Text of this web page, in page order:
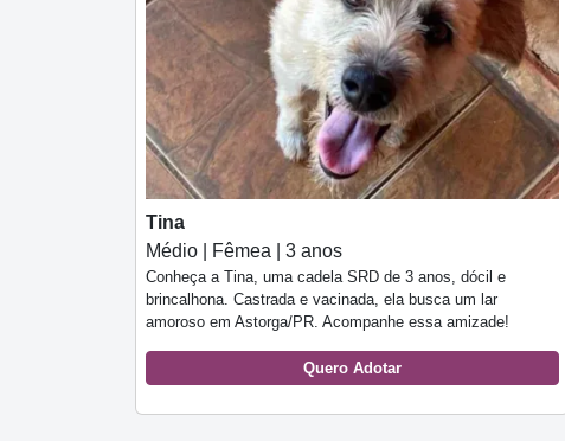
Tina
Médio | Fêmea | 3 anos
Conheça a Tina, uma cadela SRD de 3 anos, dócil e
brincalhona. Castrada e vacinada, ela busca um lar
amoroso em Astorga/PR. Acompanhe essa amizade!
Quero Adotar